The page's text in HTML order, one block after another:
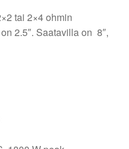
tai 2×4 ohmin
2.5″. Saatavilla on 8″,